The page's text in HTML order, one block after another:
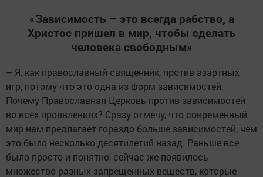
«Зависимость – это всегда рабство, а
Христос пришел в мир, чтобы сделать
человека свободным»
– Я, как православный священник, против азартных
игр, потому что это одна из форм зависимостей.
Почему Православная Церковь против зависимостей
во всех проявлениях? Сразу отмечу, что современный
мир нам предлагает гораздо больше зависимостей, чем
это было несколько десятилетий назад. Раньше все
было просто и понятно, сейчас же появилось
множество разных запрещенных веществ, которые